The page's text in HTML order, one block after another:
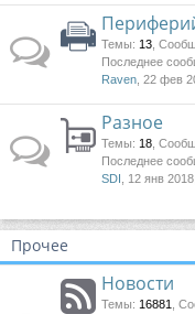
Темы: 13
Последнее
Raven , 22 фев
Разное
Темы: 18
Последнее
SDI , 12 янв
Прочее
Новости
Темы: 16881